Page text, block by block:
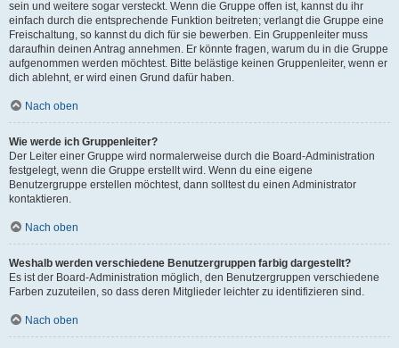
sein und weitere sogar versteckt. Wenn die Gruppe offen ist, kannst du ihr
einfach durch die entsprechende Funktion beitreten; verlangt die Gruppe eine
Freischaltung, so kannst du dich für sie bewerben. Ein Gruppenleiter muss
daraufhin deinen Antrag annehmen. Er könnte fragen, warum du in die Gruppe
aufgenommen werden möchtest. Bitte belästige keinen Gruppenleiter, wenn er
dich ablehnt, er wird einen Grund dafür haben.
Nach oben
Wie werde ich Gruppenleiter?
Der Leiter einer Gruppe wird normalerweise durch die Board-Administration
festgelegt, wenn die Gruppe erstellt wird. Wenn du eine eigene
Benutzergruppe erstellen möchtest, dann solltest du einen Administrator
kontaktieren.
Nach oben
Weshalb werden verschiedene Benutzergruppen farbig dargestellt?
Es ist der Board-Administration möglich, den Benutzergruppen verschiedene
Farben zuzuteilen, so dass deren Mitglieder leichter zu identifizieren sind.
Nach oben